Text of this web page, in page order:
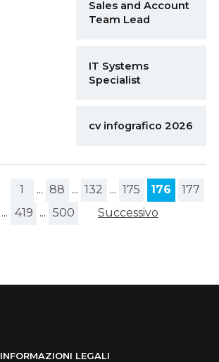
Sales and Account
Team Lead
IT Systems
Specialist
cv infografico 2026
1 ... 88 ... 132 ... 175 176
177
... 419 ... 500 Successivo
INFORMAZIONI LEGALI